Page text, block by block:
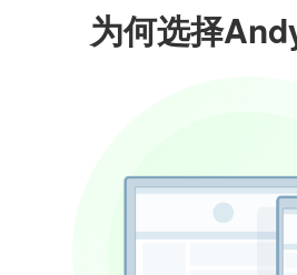
为何选择